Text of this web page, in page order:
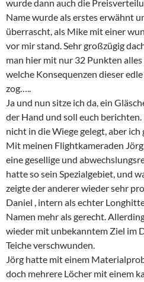
wurde dann auch die
Name wurde als erstes erwähnt
überrascht, als Mike mit einer
vor mir stand. Sehr großzügig
man hier mit nur 32 Punkten
welche Konsequenzen dieser
zog…..
Ja und nun sitze ich da, ein
der Hand und soll euch
nicht in die Wiege gelegt, aber ich
Mit meinen Flightkameraden
eine gesellige und
hatte so sein Spezialgebiet, und
zeigte der anderer wieder sehr
Daniel , intern als echter
Namen mehr als gerecht.
wieder mit unbekanntem Ziel im
Teiche verschwunden.
Jörg hatte mit einem
doch mehrere Löcher mit einem